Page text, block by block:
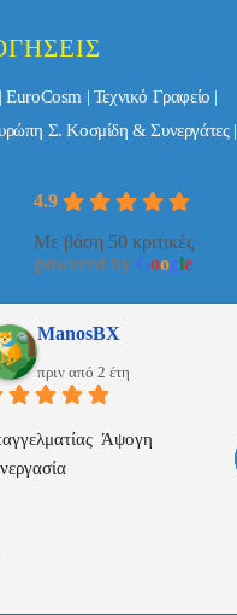
| EuroCosm | Τεχνικό Γραφείο |
Σ. Κοσμίδη & Συνεργάτες |
4.9
Με βάση 50 κριτικές
powered by Google
ManosBX
πριν από 2 έτη
Άψογη